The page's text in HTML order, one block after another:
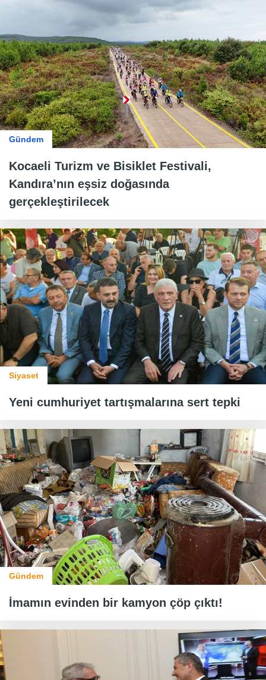
Gündem
Kocaeli Turizm ve Bisiklet Festivali,
Kandıra’nın eşsiz doğasında
gerçekleştirilecek
Siyaset
Yeni cumhuriyet tartışmalarına sert tepki
Gündem
İmamın evinden bir kamyon çöp çıktı!